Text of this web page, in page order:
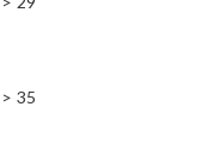
> 35